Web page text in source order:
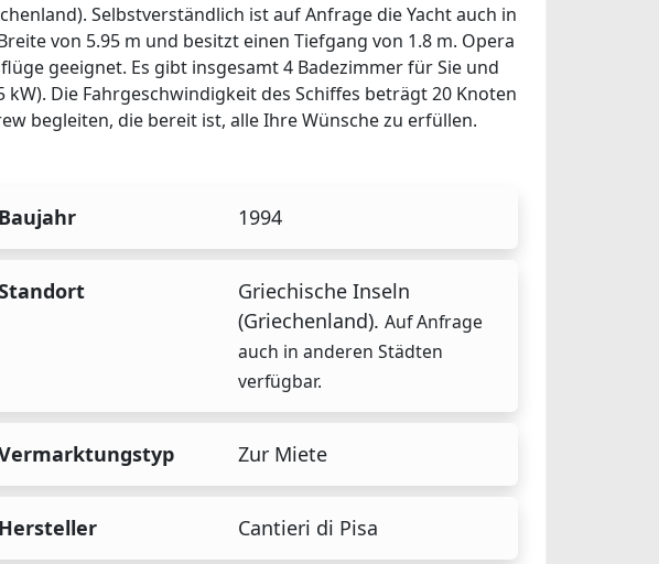
Selbstverständlich ist auf Anfrage die Yacht auch in
von 5.95 m und besitzt einen Tiefgang von 1.8 m. Opera
geeignet. Es gibt insgesamt 4 Badezimmer für Sie und
Die Fahrgeschwindigkeit des Schiffes beträgt 20 Knoten
begleiten, die bereit ist, alle Ihre Wünsche zu erfüllen.
Baujahr 1994
Griechische Inseln
(Griechenland). Auf Anfrage
auch in anderen Städten
verfügbar.
Zur Miete
Hersteller Cantieri di Pisa